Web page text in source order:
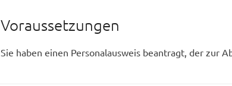
Voraussetzungen
Sie haben einen Personalausweis beantragt, der zur